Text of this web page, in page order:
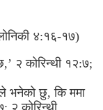
४:१६-१७)
२ कोरिन्थी १२:७;
भनेको छु, कि ममा
२ कोरिन्थी